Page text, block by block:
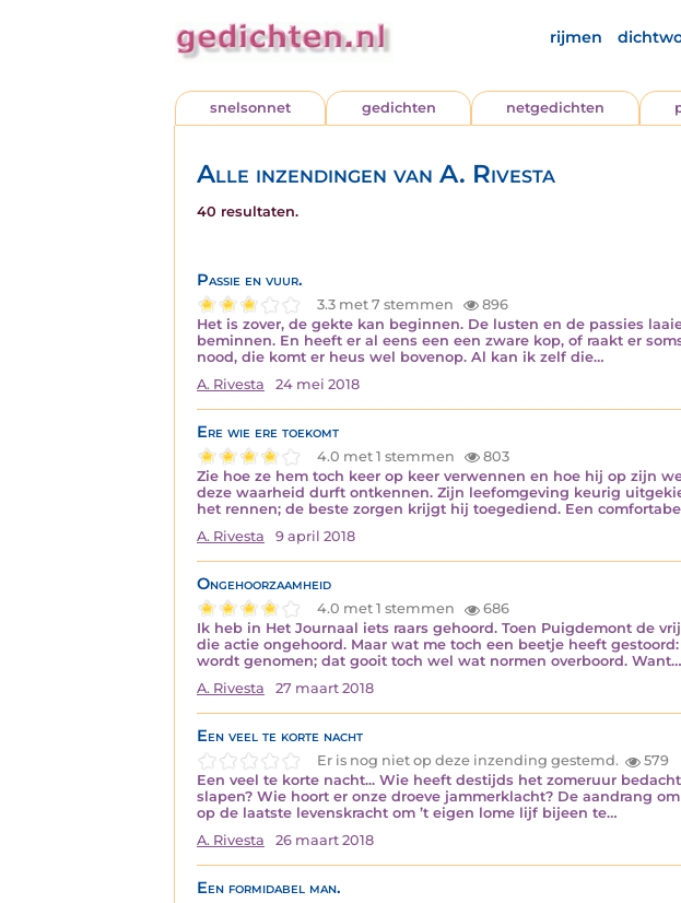
rijmen
snelsonnet gedichten netgedichten
Alle inzendingen van A. Rivesta
40 resultaten.
Passie en vuur.
3.3 met 7 stemmen
896
Het is zover, de gekte kan beginnen. De lusten en de passies
beminnen. En heeft er al eens een een zware kop, of raakt er
nood, die komt er heus wel bovenop. Al kan ik zelf die…
A. Rivesta
24 mei 2018
Ere wie ere toekomt
4.0 met 1 stemmen
803
Zie hoe ze hem toch keer op keer verwennen en hoe hij op zijn
deze waarheid durft ontkennen. Zijn leefomgeving keurig
het rennen; de beste zorgen krijgt hij toegediend. Een
A. Rivesta
9 april 2018
Ongehoorzaamheid
4.0 met 1 stemmen
686
Ik heb in Het Journaal iets raars gehoord. Toen Puigdemont de
die actie ongehoord. Maar wat me toch een beetje heeft
wordt genomen; dat gooit toch wel wat normen overboord. Want…
A. Rivesta
27 maart 2018
Een veel te korte nacht
Er is nog niet op deze inzending gestemd.
579
Een veel te korte nacht... Wie heeft destijds het zomeruur
slapen? Wie hoort er onze droeve jammerklacht? De aandrang
op de laatste levenskracht om ’t eigen lome lijf bijeen te…
A. Rivesta
26 maart 2018
Een formidabel man.